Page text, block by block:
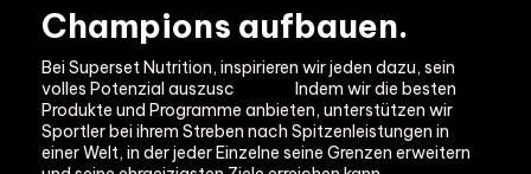
Champions aufbauen.
Bei Superset Nutrition, inspirieren wir jeden dazu, sein
volles Potenzial auszusc
Indem wir die besten
Produkte und Programme anbieten, unterstützen wir
Sportler bei ihrem Streben nach Spitzenleistungen in
einer Welt, in der jeder Einzelne seine Grenzen erweitern